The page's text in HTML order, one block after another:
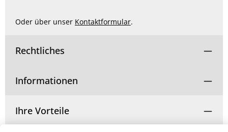
Oder über unser Kontaktformular.
Rechtliches
Informationen
Ihre Vorteile